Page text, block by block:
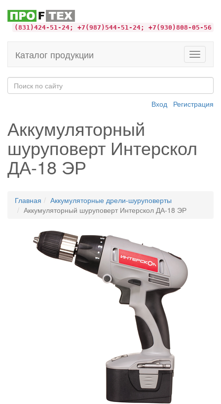
(831)424-51-24; +7(987)544-51-24; +7(930)808-05-56
Toggle
Каталог продукции
Вход Регистрация
Аккумуляторный
шуруповерт Интерскол
ДА-18 ЭР
Главная
Аккумуляторные дрели-шуруповерты
Аккумуляторный шуруповерт Интерскол ДА-18 ЭР